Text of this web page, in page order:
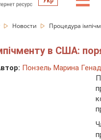
Новости Процедура
в США:
Понзель Марина